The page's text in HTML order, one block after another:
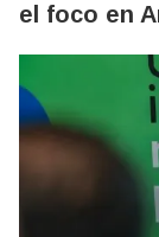
el foco en